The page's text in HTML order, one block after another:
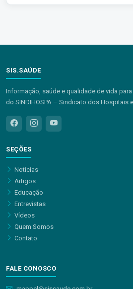
SIS.SAÚDE
Informação, saúde e qualidade de vida para
do SINDIHOSPA – Sindicato dos Hospitais
SEÇÕES
Notícias
Artigos
Educação
Entrevistas
Vídeos
Quem Somos
Contato
FALE CONOSCO